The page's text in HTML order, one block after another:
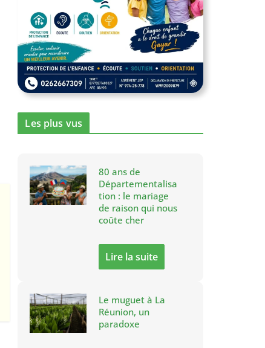
Les plus vus
80 ans de
Départementalisa
tion : le mariage
de raison qui nous
coûte cher
Lire la suite
Le muguet à La
Réunion, un
paradoxe